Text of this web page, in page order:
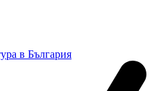
в България